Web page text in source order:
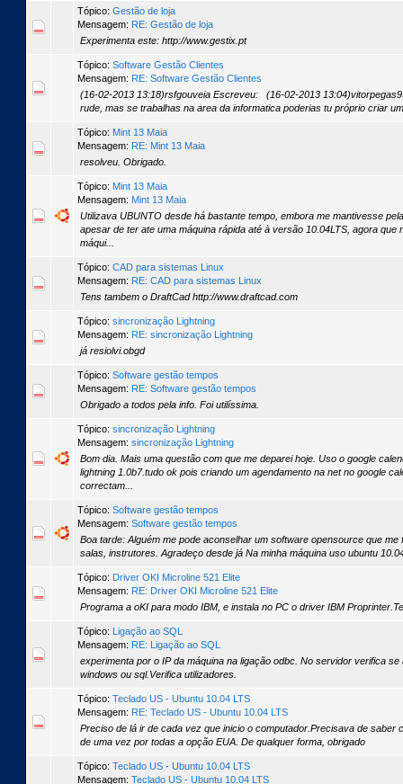
Tópico: Gestão de loja
Mensagem: RE: Gestão de loja
Experimenta este: http://www.gestix.pt
Tópico: Software Gestão Clientes
Mensagem: RE: Software Gestão Clientes
(16-02-2013 13:18)rsfgouveia Escreveu: (16-02-2013
rude, mas se trabalhas na area da informatica poderias tu próprio criar
Tópico: Mint 13 Maia
Mensagem: RE: Mint 13 Maia
resolveu. Obrigado.
Tópico: Mint 13 Maia
Mensagem: Mint 13 Maia
Utilizava UBUNTO desde há bastante tempo, embora me mantivesse
apesar de ter ate uma máquina rápida até à versão 10.04LTS, agora que
máqui...
Tópico: CAD para sistemas Linux
Mensagem: RE: CAD para sistemas Linux
Tens tambem o DraftCad http://www.draftcad.com
Tópico: sincronização Lightning
Mensagem: RE: sincronização Lightning
já resiolvi.obgd
Tópico: Software gestão tempos
Mensagem: RE: Software gestão tempos
Obrigado a todos pela info. Foi utilíssima.
Tópico: sincronização Lightning
Mensagem: sincronização Lightning
Bom dia. Mais uma questão com que me deparei hoje. Uso o google
lightning 1.0b7.tudo ok pois criando um agendamento na net no google
correctam...
Tópico: Software gestão tempos
Mensagem: Software gestão tempos
Boa tarde: Alguém me pode aconselhar um software opensource que
salas, instrutores. Agradeço desde já Na minha máquina uso ubuntu
Tópico: Driver OKI Microline 521 Elite
Mensagem: RE: Driver OKI Microline 521 Elite
Programa a oKI para modo IBM, e instala no PC o driver IBM
Tópico: Ligação ao SQL
Mensagem: RE: Ligação ao SQL
experimenta por o IP da máquina na ligação odbc. No servidor verifica
windows ou sql.Verifica utilizadores.
Tópico: Teclado US - Ubuntu 10.04 LTS
Mensagem: RE: Teclado US - Ubuntu 10.04 LTS
Preciso de lá ir de cada vez que inicio o computador.Precisava de saber
de uma vez por todas a opção EUA. De qualquer forma, obrigado
Tópico: Teclado US - Ubuntu 10.04 LTS
Mensagem: Teclado US - Ubuntu 10.04 LTS